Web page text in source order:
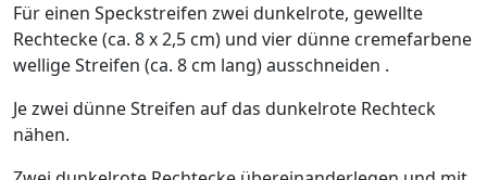
Für einen Speckstreifen zwei dunkelrote, gewellte
Rechtecke (ca. 8 x 2,5 cm) und vier dünne cremefarbene
wellige Streifen (ca. 8 cm lang) ausschneiden .
Je zwei dünne Streifen auf das dunkelrote Rechteck
nähen.